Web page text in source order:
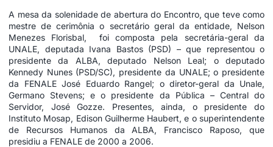
A mesa da solenidade de abertura do Encontro, que teve como
mestre de cerimônia o secretário geral da entidade, Nelson
Menezes Florisbal, foi composta pela secretária-geral da
UNALE, deputada Ivana Bastos (PSD) – que representou o
presidente da ALBA, deputado Nelson Leal; o deputado
Kennedy Nunes (PSD/SC), presidente da UNALE; o presidente
da FENALE José Eduardo Rangel; o diretor-geral da Unale,
Germano Stevens; e o presidente da Pública – Central do
Servidor, José Gozze. Presentes, ainda, o presidente do
Instituto Mosap, Edison Guilherme Haubert, e o superintendente
de Recursos Humanos da ALBA, Francisco Raposo, que
presidiu a FENALE de 2000 a 2006.